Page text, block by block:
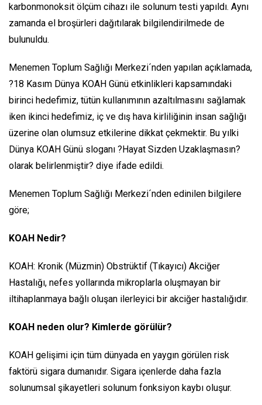
karbonmonoksit ölçüm cihazı ile solunum testi yapıldı. Aynı
zamanda el broşürleri dağıtılarak bilgilendirilmede de
bulunuldu.
Menemen Toplum Sağlığı Merkezi´nden yapılan açıklamada,
?18 Kasım Dünya KOAH Günü etkinlikleri kapsamındaki
birinci hedefimiz, tütün kullanımının azaltılmasını sağlamak
iken ikinci hedefimiz, iç ve dış hava kirliliğinin insan sağlığı
üzerine olan olumsuz etkilerine dikkat çekmektir. Bu yılki
Dünya KOAH Günü sloganı ?Hayat Sizden Uzaklaşmasın?
olarak belirlenmiştir? diye ifade edildi.
Menemen Toplum Sağlığı Merkezi´nden edinilen bilgilere
göre;
KOAH Nedir?
KOAH: Kronik (Müzmin) Obstrüktif (Tıkayıcı) Akciğer
Hastalığı, nefes yollarında mikroplarla oluşmayan bir
iltihaplanmaya bağlı oluşan ilerleyici bir akciğer hastalığıdır.
KOAH neden olur? Kimlerde görülür?
KOAH gelişimi için tüm dünyada en yaygın görülen risk
faktörü sigara dumanıdır. Sigara içenlerde daha fazla
solunumsal şikayetleri solunum fonksiyon kaybı oluşur.